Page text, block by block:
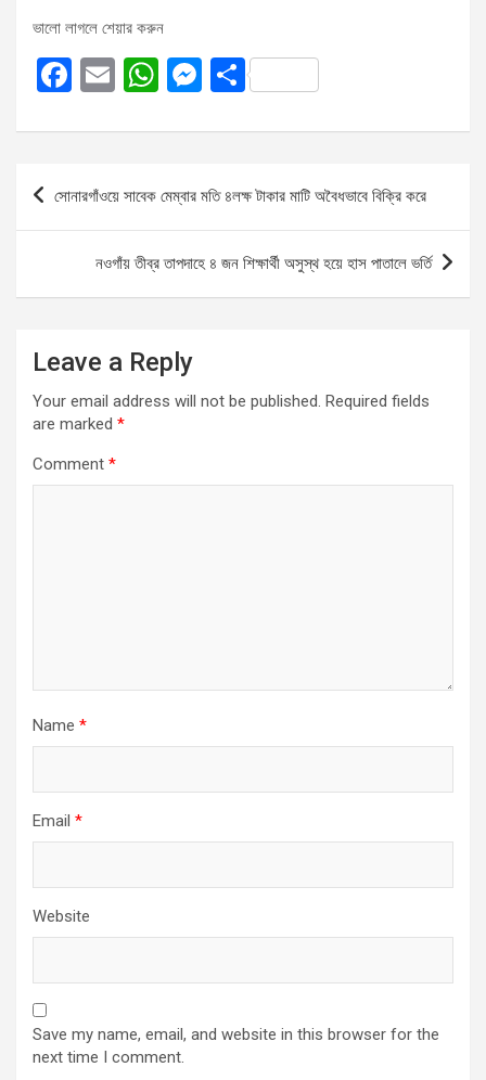
ভালো লাগলে শেয়ার করুন
F
ce
o
E
ail
W
at
A
p
p
M
se
n
g
er
S
ar
e
Post
সোনারগাঁওয়ে সাবেক মেম্বার মতি ৪লক্ষ টাকার মাটি অবৈধভাবে বিক্রি করে
নওগাঁয় তীব্র তাপদাহে ৪ জন শিক্ষার্থী অসুস্থ হয়ে হাস পাতালে ভর্তি
Leave a Reply
Your email address will not be published. Required fields
are marked *
Comment *
Name *
Email *
Website
Save my name, email, and website in this browser for the
next time I comment.